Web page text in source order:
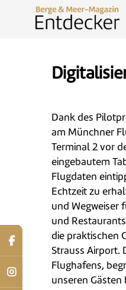
Dank des
am Münchner
Terminal 2 vor
eingebautem
Flugdaten
Echtzeit zu
und Wegweiser
und
die praktischen
Strauss Airport.
Flughafens,
unseren Gästen